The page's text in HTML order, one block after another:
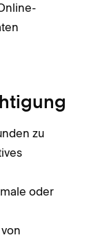
zu
oder